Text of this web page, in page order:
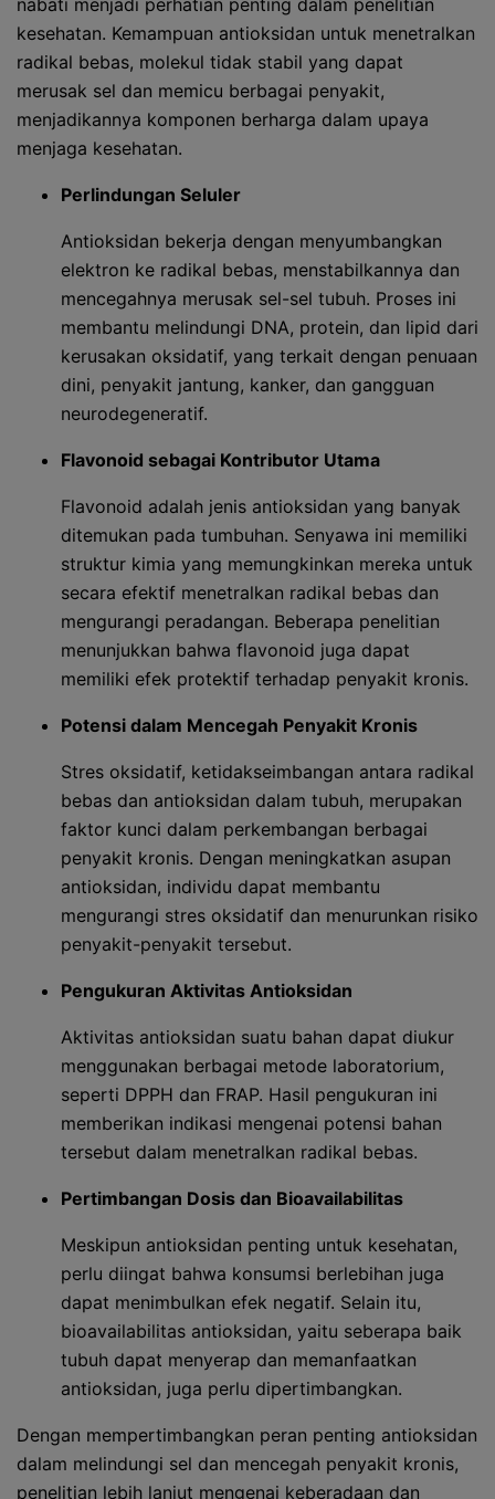
nabati menjadi perhatian penting dalam penelitian
kesehatan. Kemampuan antioksidan untuk menetralkan
radikal bebas, molekul tidak stabil yang dapat
merusak sel dan memicu berbagai penyakit,
menjadikannya komponen berharga dalam upaya
menjaga kesehatan.
Perlindungan Seluler
Antioksidan bekerja dengan menyumbangkan
elektron ke radikal bebas, menstabilkannya dan
mencegahnya merusak sel-sel tubuh. Proses ini
membantu melindungi DNA, protein, dan lipid dari
kerusakan oksidatif, yang terkait dengan penuaan
dini, penyakit jantung, kanker, dan gangguan
neurodegeneratif.
Flavonoid sebagai Kontributor Utama
Flavonoid adalah jenis antioksidan yang banyak
ditemukan pada tumbuhan. Senyawa ini memiliki
struktur kimia yang memungkinkan mereka untuk
secara efektif menetralkan radikal bebas dan
mengurangi peradangan. Beberapa penelitian
menunjukkan bahwa flavonoid juga dapat
memiliki efek protektif terhadap penyakit kronis.
Potensi dalam Mencegah Penyakit Kronis
Stres oksidatif, ketidakseimbangan antara radikal
bebas dan antioksidan dalam tubuh, merupakan
faktor kunci dalam perkembangan berbagai
penyakit kronis. Dengan meningkatkan asupan
antioksidan, individu dapat membantu
mengurangi stres oksidatif dan menurunkan risiko
penyakit-penyakit tersebut.
Pengukuran Aktivitas Antioksidan
Aktivitas antioksidan suatu bahan dapat diukur
menggunakan berbagai metode laboratorium,
seperti DPPH dan FRAP. Hasil pengukuran ini
memberikan indikasi mengenai potensi bahan
tersebut dalam menetralkan radikal bebas.
Pertimbangan Dosis dan Bioavailabilitas
Meskipun antioksidan penting untuk kesehatan,
perlu diingat bahwa konsumsi berlebihan juga
dapat menimbulkan efek negatif. Selain itu,
bioavailabilitas antioksidan, yaitu seberapa baik
tubuh dapat menyerap dan memanfaatkan
antioksidan, juga perlu dipertimbangkan.
Dengan mempertimbangkan peran penting antioksidan
dalam melindungi sel dan mencegah penyakit kronis,
penelitian lebih lanjut mengenai keberadaan dan